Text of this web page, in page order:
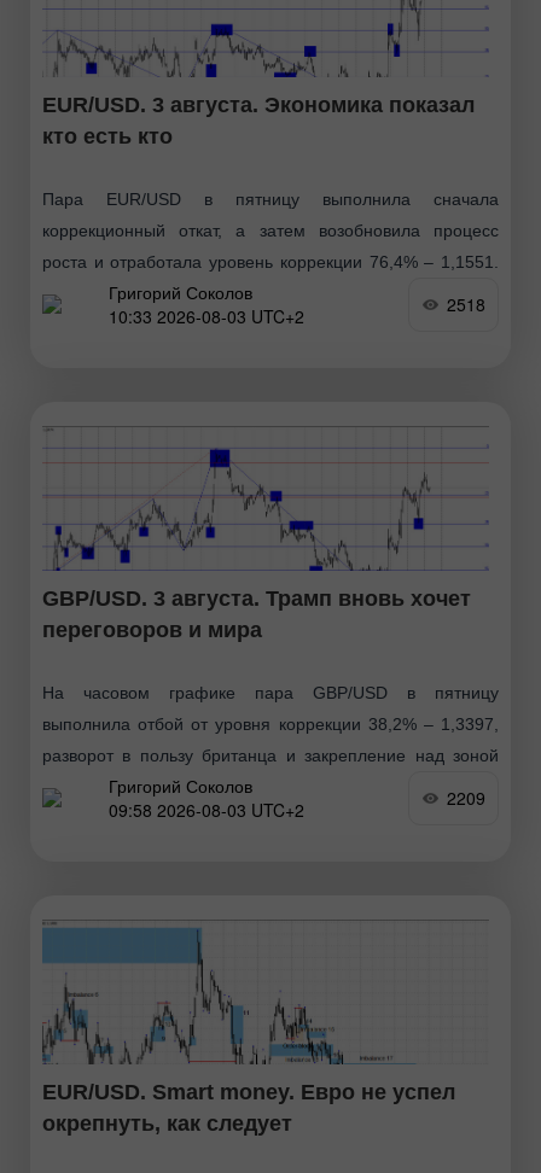
EUR/USD. 3 августа. Экономика показал
кто есть кто
Пара EUR/USD в пятницу выполнила сначала
коррекционный откат, а затем возобновила процесс
роста и отработала уровень коррекции 76,4% – 1,1551.
Отбой котировок от этого уровня сработает в пользу
американского доллара
Григорий Соколов
10:33 2026-08-03 UTC+2
2518
GBP/USD. 3 августа. Трамп вновь хочет
переговоров и мира
На часовом графике пара GBP/USD в пятницу
выполнила отбой от уровня коррекции 38,2% – 1,3397,
разворот в пользу британца и закрепление над зоной
1,3454–1,3458. Таким образом, процесс роста в
понедельник
Григорий Соколов
09:58 2026-08-03 UTC+2
2209
EUR/USD. Smart money. Евро не успел
окрепнуть, как следует